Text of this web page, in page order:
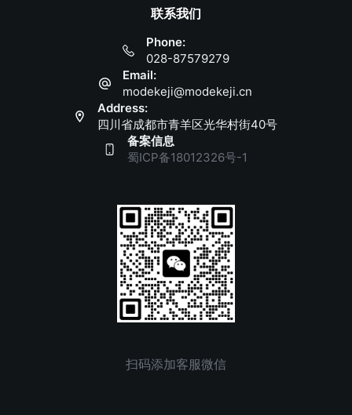
联系我们
Phone:
028-87579279
Email:
modekeji@modekeji.cn
Address:
四川省成都市青羊区光华村街40号
备案信息
蜀ICP备18012326号-1
扫码添加客服微信